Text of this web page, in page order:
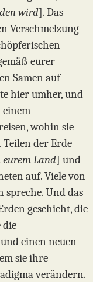
wird]. Das
Verschmelzung
eurer
Samen auf
hier umher, und
einem
wohin sie
der Erde
eurem Land] und
auf. Viele von
spreche. Und das
geschieht, die
die
einen neuen
sie ihre
verändern.